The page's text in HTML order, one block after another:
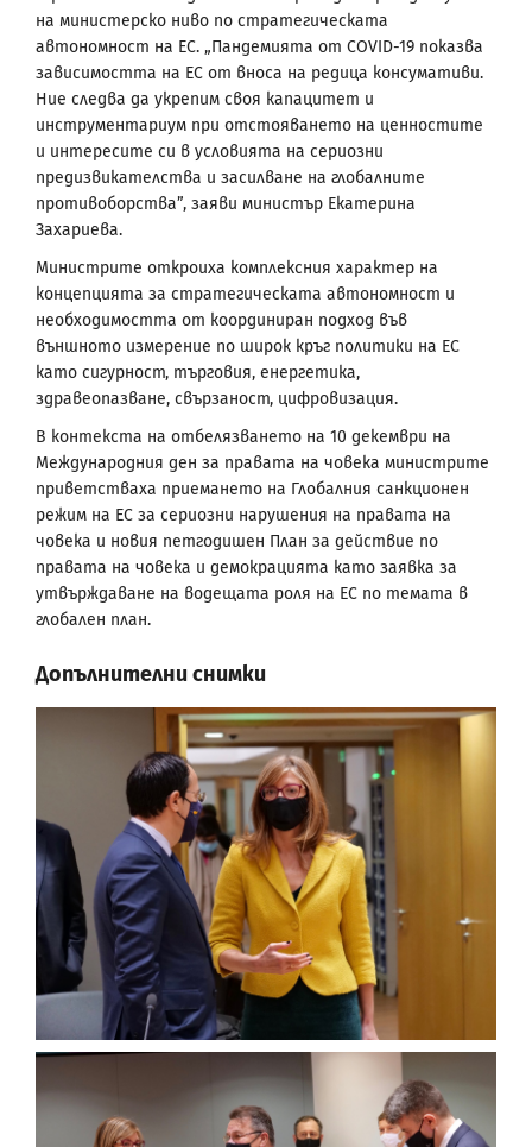
на министерско ниво по стратегическата
автономност на ЕС. „Пандемията от COVID-19 показва
зависимостта на ЕС от вноса на редица консумативи.
Ние следва да укрепим своя капацитет и
инструментариум при отстояването на ценностите
и интересите си в условията на сериозни
предизвикателства и засилване на глобалните
противоборства”, заяви министър Екатерина
Захариева.
Министрите откроиха комплексния характер на
концепцията за стратегическата автономност и
необходимостта от координиран подход във
външното измерение по широк кръг политики на ЕС
като сигурност, търговия, енергетика,
здравеопазване, свързаност, цифровизация.
В контекста на отбелязването на 10 декември на
Международния ден за правата на човека министрите
приветстваха приемането на Глобалния санкционен
режим на ЕС за сериозни нарушения на правата на
човека и новия петгодишен План за действие по
правата на човека и демокрацията като заявка за
утвърждаване на водещата роля на ЕС по темата в
глобален план.
Допълнителни снимки